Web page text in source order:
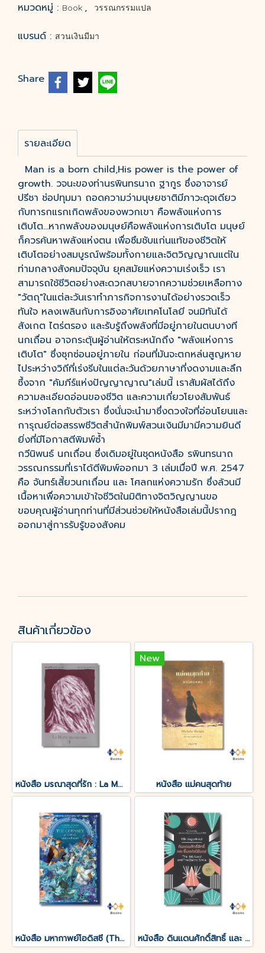
หมวดหมู่ : Book , วรรณกรรมแปล
แบรนด์ : สวนเงินมีมา
Share
รายละเอียด
Man is a born child,His power is the power of
growth. วจนะของท่านรพินทรนาถ ฐากูร ซึ่งอาจารย์
ปรีชา ช่อปทุมมา ถอดความว่ามนุษยชาติมีภาวะดุจเดียว
กับทารกแรกเกิดพลังของพวกเขา คือพลังแห่งการ
เติบโต...หากพลังของมนุษย์คือพลังแห่งการเติบโต มนุษย์
ก็ควรค้นหาพลังแห่งตน เพื่อซึมชับแก่นแท้ของชีวิตให้
เติบโตอย่างสมบูรณ์พร้อมทั้งกายและจิตวิญญาณแต่ใน
ท่ามกลางสังคมปัจจุบัน ยุคสมัยแห่งความเร่งเร็ว เรา
สามารถใช้ชีวิตอย่างสะดวกสบายจากความช่วยเหลือทาง
"วัตถุ"ในแต่ละวันเราทำภารกิจการงานได้อย่างรวดเร็ว
ทันใจ หลงเพลินกับการอิงอาศัยเทคโนโลยี จนมิทันได้
สังเกต ไตร่ตรอง และรับรู้ถึงพลังที่มีอยู่ภายในตนบางที
นกเถื่อน อาจกระตุ้นผู้อ่านให้ตระหนักถึง "พลังแห่งการ
เติบโต" ซึ่งซุกซ่อนอยู่ภายใน ก่อนที่มันจะตกหล่นสูญหาย
ไประหว่างวิถีที่เร่งรีบในแต่ละวันด้วยภาษาที่งดงามและลึก
ซึ้งจาก "คัมภีร์แห่งปัญญาญาณ"เล่มนี้ เราสัมผัสได้ถึง
ความละเอียดอ่อนของชีวิต และความเกี่ยวโยงสัมพันธ์
ระหว่างโลกกับตัวเรา ซึ่งนั่นจะนำมาซึ่งดวงใจที่อ่อนโยนและ
การุณย์ต่อสรรพชีวิตสำนักพิมพ์สวนเงินมีมามีความยินดี
ยิ่งที่มีโอกาสตีพิมพ์ซ้ำ
กวีนิพนธ์ นกเถื่อน ซึ่งเดิมอยู่ในชุดหนังสือ รพินทรนาถ
วรรณกรรมที่เราได้ตีพิมพ์ออกมา 3 เล่มเมื่อปี พ.ศ. 2547
คือ จันทร์เสี้ยวนกเถื่อน และ โศลกแห่งความรัก ซึ่งล้วนมี
เนื้อหาเพื่อความเข้าใจชีวิตในมิติทางจิตวิญญานขอ
ขอบคุณผู้อ่านทุกท่านที่มีส่วนช่วยให้หนังสือเล่มนี้ปรากฎ
ออกมาสู่การรับรู้ของสังคม
สินค้าเกี่ยวข้อง
หนังสือ มรณาสุดที่รัก : La Morte amoureuse
New
หนังสือ แม่คนสุดท้าย
หนังสือ มหากาพย์โอดิสซี (The Odyssey of Homer) หนังสือ ดินแดนศักดิ์สิทธิ์ และ ยิ้มแห่งนิรันดร์